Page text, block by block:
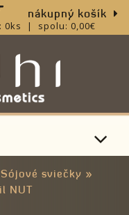
nákupný košík
0ks | spolu: 0,00€
Sójové sviečky »
NUT